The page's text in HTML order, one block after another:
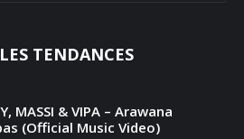
TENDANCES
MASSI & VIPA – Arawana
(Official Music Video)